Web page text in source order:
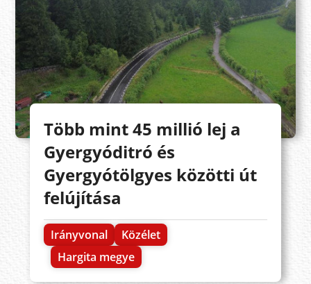
Több mint 45 millió lej a
Gyergyóditró és
Gyergyótölgyes közötti út
felújítása
Irányvonal
Közélet
Hargita megye